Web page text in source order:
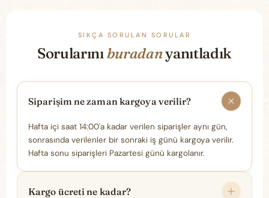
SIKÇA SORULAN SORULAR
Sorularınıburadanyanıtladık
Siparişim ne zaman kargoya verilir?
Hafta içi saat 14:00'a kadar verilen siparişler aynı gün,
sonrasında verilenler bir sonraki iş günü kargoya verilir.
Hafta sonu siparişleri Pazartesi günü kargolanır.
Kargo ücreti ne kadar?